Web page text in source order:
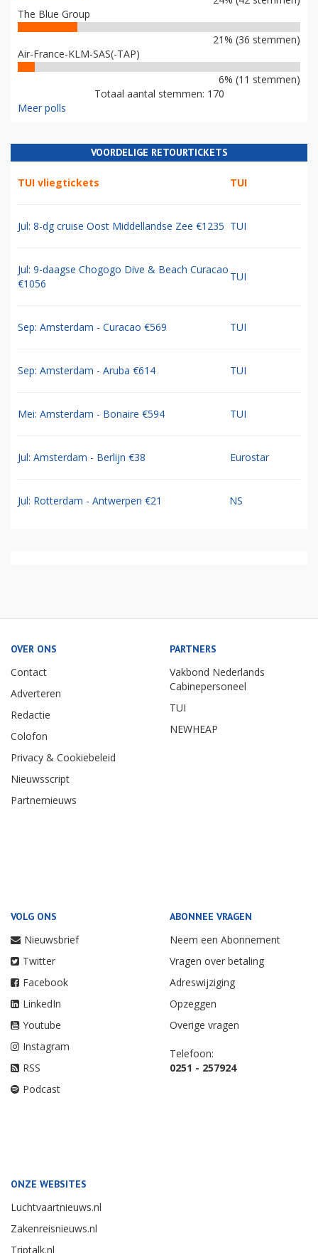
The Blue Group
21% (36 stemmen)
Air-France-KLM-SAS(-TAP)
6% (11 stemmen)
Totaal aantal stemmen: 170
Meer polls
VOORDELIGE RETOURTICKETS
TUI vliegtickets TUI
Jul: 8-dg cruise Oost Middellandse Zee €1235 TUI
Jul: 9-daagse Chogogo Dive & Beach Curacao
€1056
TUI
Sep: Amsterdam - Curacao €569 TUI
Sep: Amsterdam - Aruba €614 TUI
Mei: Amsterdam - Bonaire €594 TUI
Jul: Amsterdam - Berlijn €38 Eurostar
Jul: Rotterdam - Antwerpen €21 NS
OVER ONS
Contact
Adverteren
Redactie
Colofon
Privacy & Cookiebeleid
Nieuwsscript
Partnernieuws
PARTNERS
Vakbond Nederlands
Cabinepersoneel
TUI
NEWHEAP
VOLG ONS
Nieuwsbrief
Twitter
Facebook
LinkedIn
Youtube
Instagram
RSS
Podcast
ABONNEE VRAGEN
Neem een Abonnement
Vragen over betaling
Adreswijziging
Opzeggen
Overige vragen
Telefoon:
0251 - 257924
ONZE WEBSITES
Luchtvaartnieuws.nl
Zakenreisnieuws.nl
Triptalk.nl